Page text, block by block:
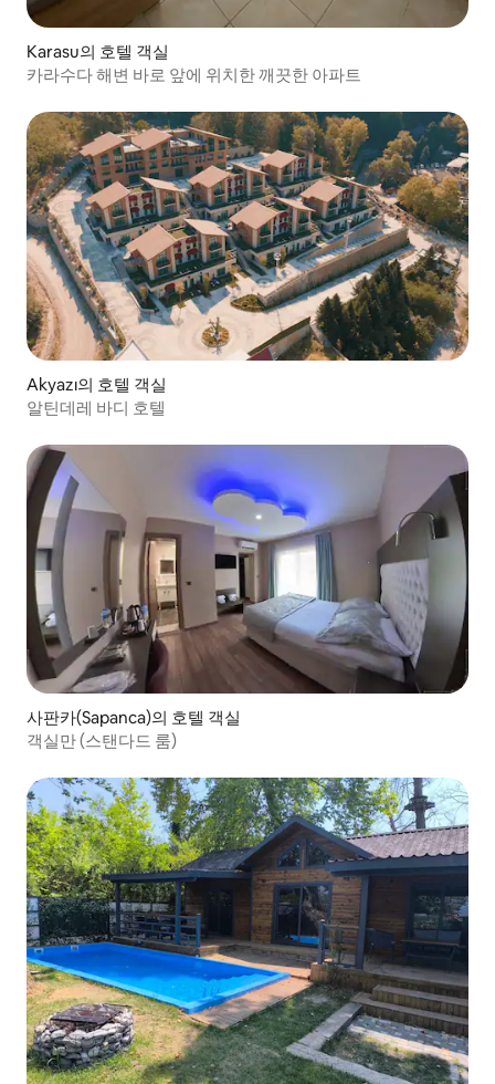
Karasu의 호텔 객실
카라수다 해변 바로 앞에 위치한 깨끗한 아파트
Akyazı의 호텔 객실
알틴데레 바디 호텔
사판카(Sapanca)의 호텔 객실
객실만 (스탠다드 룸)